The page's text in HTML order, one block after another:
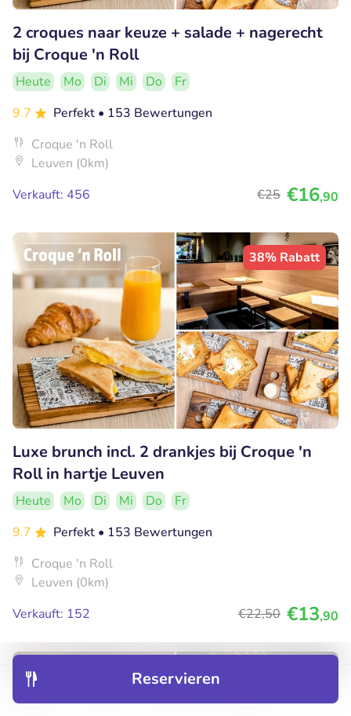
Entdecken
Reservieren
2 croques naar keuze + salade + nagerecht
bij Croque 'n Roll
Heute Mo Di Mi Do
Fr
9.7
Perfekt • 153 Bewertungen
Croque 'n Roll
Leuven (0km)
Verkauft: 456
€25 €16,90
38% Rabatt
Luxe brunch incl. 2 drankjes bij Croque 'n
Roll in hartje Leuven
Heute Mo Di Mi Do
Fr
9.7
Perfekt • 153 Bewertungen
Croque 'n Roll
Leuven (0km)
Verkauft: 152
€22,50 €13,90